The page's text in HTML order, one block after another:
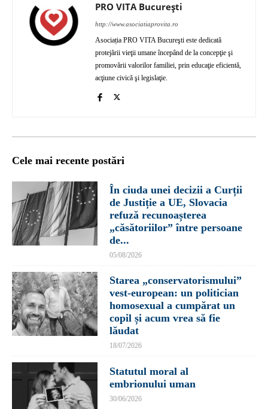
PRO VITA București
http://www.asociatiaprovita.ro
Asociația PRO VITA Bucureşti este dedicată
protejării vieţii umane începând de la concepţie şi
promovării valorilor familiei, prin educaţie eficientă,
acţiune civică şi legislaţie.
Cele mai recente postări
În ciuda unei decizii a Curții
de Justiție a UE, Slovacia
refuză recunoașterea
„căsătoriilor” între persoane
de...
05/08/2026
Starea „conservatorismului”
vest-european: un politician
homosexual a cumpărat un
copil și acum vrea să fie
lăudat
18/07/2026
Statutul moral al
embrionului uman
30/06/2026